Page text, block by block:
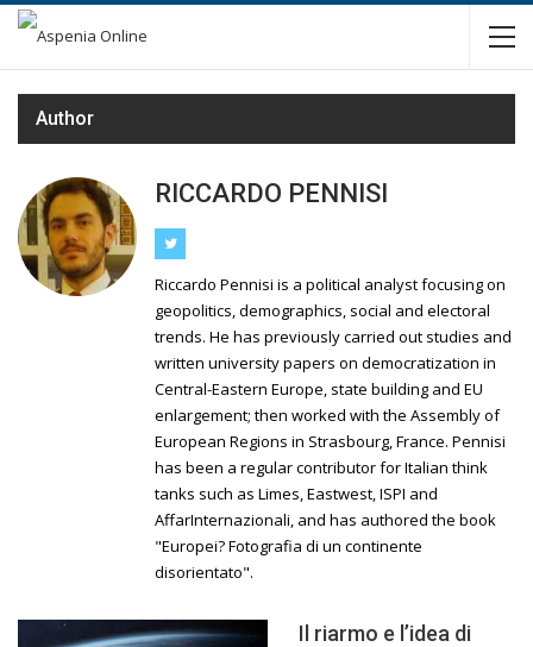
Author
RICCARDO PENNISI
Riccardo Pennisi is a political analyst focusing on
geopolitics, demographics, social and electoral
trends. He has previously carried out studies and
written university papers on democratization in
Central-Eastern Europe, state building and EU
enlargement; then worked with the Assembly of
European Regions in Strasbourg, France. Pennisi
has been a regular contributor for Italian think
tanks such as Limes, Eastwest, ISPI and
AffarInternazionali, and has authored the book
"Europei? Fotografia di un continente
disorientato".
Il riarmo e l’idea di